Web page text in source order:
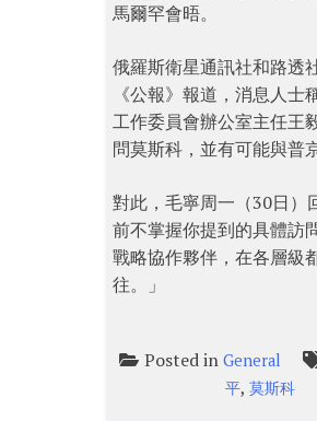
馬爾罕會晤。
俄羅斯衛星通訊社和路透
《公報》報道，消息人士
工作委員會辦公室主任王
問莫斯科，並有可能與普
對此，毛寧周一（30日）
前不掌握你提到的具體訪
戰略協作夥伴，在各層級
往。」
Posted in General
平,莫斯科